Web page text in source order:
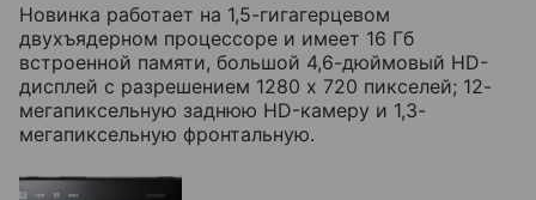
Новинка работает на 1,5-гигагерцевом
двухъядерном процессоре и имеет 16 Гб
встроенной памяти, большой 4,6-дюймовый HD-
дисплей с разрешением 1280 х 720 пикселей; 12-
мегапиксельную заднюю HD-камеру и 1,3-
мегапиксельную фронтальную.